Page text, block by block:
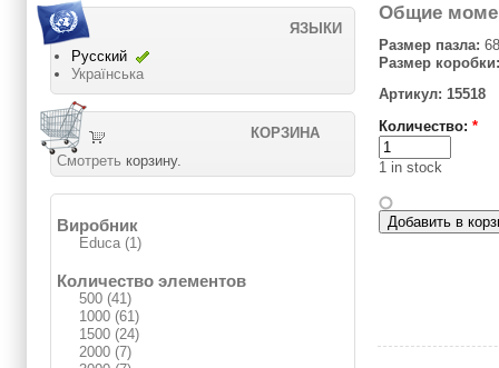
Общие
Размер пазла:
Размер коробки:
Артикул: 15518
Количество: *
1 in stock
ЯЗЫКИ
Русский
Українська
КОРЗИНА
Смотреть корзину.
Виробник
Educa (1)
Количество элементов
500 (41)
1000 (61)
1500 (24)
2000 (7)